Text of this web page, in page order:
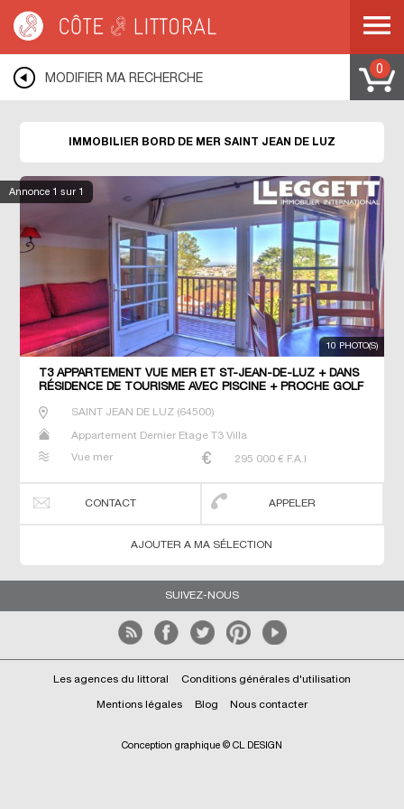
MODIFIER MA RECHERCHE
0
Annonce 1 sur 1
IMMOBILIER BORD DE MER SAINT JEAN DE LUZ
10 PHOTO(S)
T3 APPARTEMENT VUE MER ET ST-JEAN-DE-LUZ + DANS
RÉSIDENCE DE TOURISME AVEC PISCINE + PROCHE GOLF
SAINT JEAN DE LUZ(64500)
Appartement Dernier Etage T3 Villa
Vue mer 295 000 € F.A.I
CONTACT APPELER
AJOUTER A MA SÉLECTION
SUIVEZ-NOUS
Les agences du littoral Conditions générales d'utilisation
Mentions légales Blog Nous contacter
Conception graphique © CL DESIGN